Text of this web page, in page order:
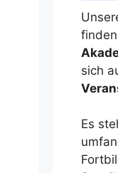
sich
Es